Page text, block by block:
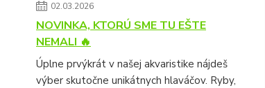
02.03.2026
NOVINKA, KTORÚ SME TU EŠTE
NEMALI 🔥
Úplne prvýkrát v našej akvaristike nájdeš
výber skutočne unikátnych hlaváčov. Ryby,